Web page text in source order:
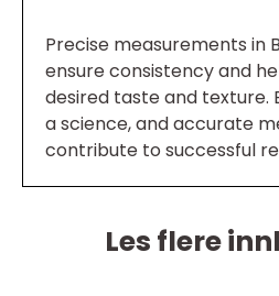
Precise measurements in
ensure consistency and
desired taste and texture.
a science, and accurate
contribute to successful
Les flere